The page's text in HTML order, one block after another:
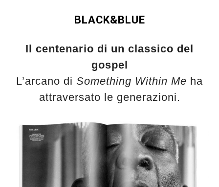
BLACK&BLUE
Il centenario di un classico del
gospel
L’arcano di Something Within Me ha
attraversato le generazioni.